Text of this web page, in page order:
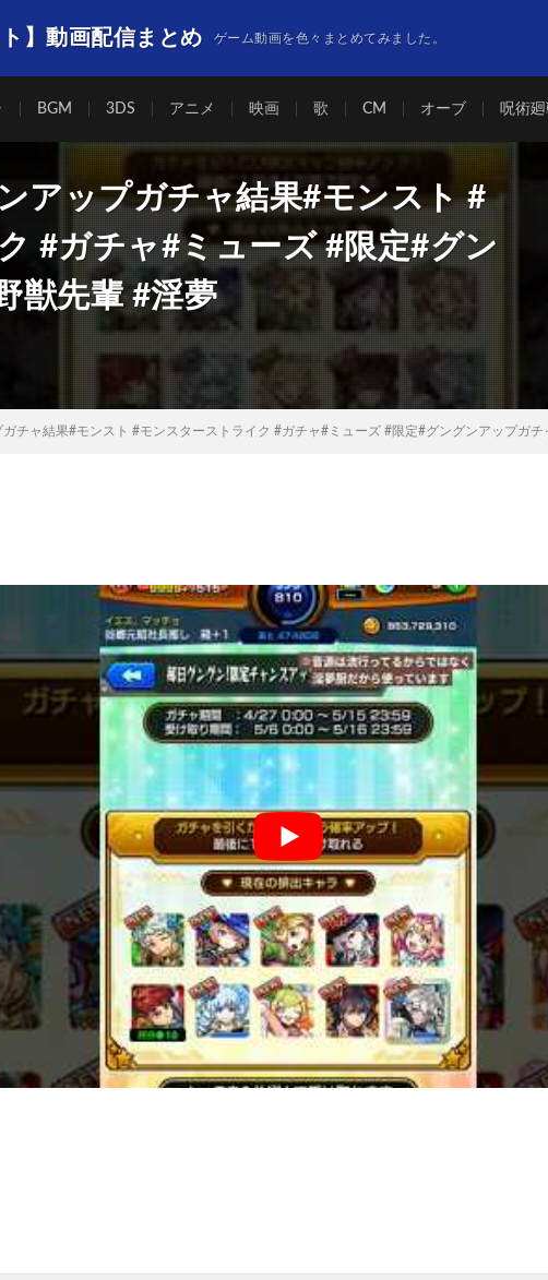
】動画配信まとめ ゲーム動画を色々まとめてみました。
BGM 3DS アニメ 映画 歌 CM オーブ 呪術
アップガチャ結果#モンスト #
#ガチャ#ミューズ #限定#グン
獣先輩 #淫夢
ガチャ結果#モンスト #モンスターストライク #ガチャ#ミューズ #限定#グングンアップガ